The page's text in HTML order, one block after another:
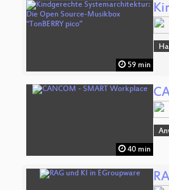
59 min
40 min